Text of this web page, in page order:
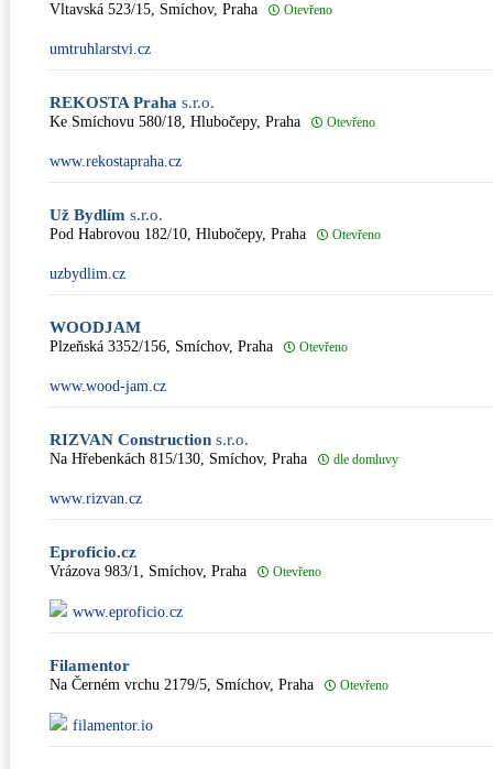
Vltavská 523/15, Smíchov, Praha Otevřeno
umtruhlarstvi.cz
REKOSTA Praha s.r.o.
Ke Smíchovu 580/18, Hlubočepy, Praha Otevřeno
www.rekostapraha.cz
Už Bydlím s.r.o.
Pod Habrovou 182/10, Hlubočepy, Praha Otevřeno
uzbydlim.cz
WOODJAM
Plzeňská 3352/156, Smíchov, Praha Otevřeno
www.wood-jam.cz
RIZVAN Construction s.r.o.
Na Hřebenkách 815/130, Smíchov, Praha dle domluvy
www.rizvan.cz
Eproficio.cz
Vrázova 983/1, Smíchov, Praha Otevřeno
www.eproficio.cz
Filamentor
Na Černém vrchu 2179/5, Smíchov, Praha Otevřeno
filamentor.io